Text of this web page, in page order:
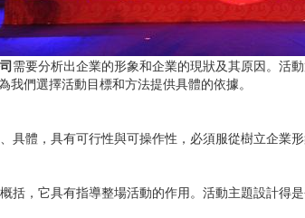
需要分析出企業的形象和企業的現狀及其原因。活
們選擇活動目標和方法提供具體的依據。
體，具有可行性與可操作性，必須服從樹立企業形
，它具有指導整場活動的作用。活動主題設計得是